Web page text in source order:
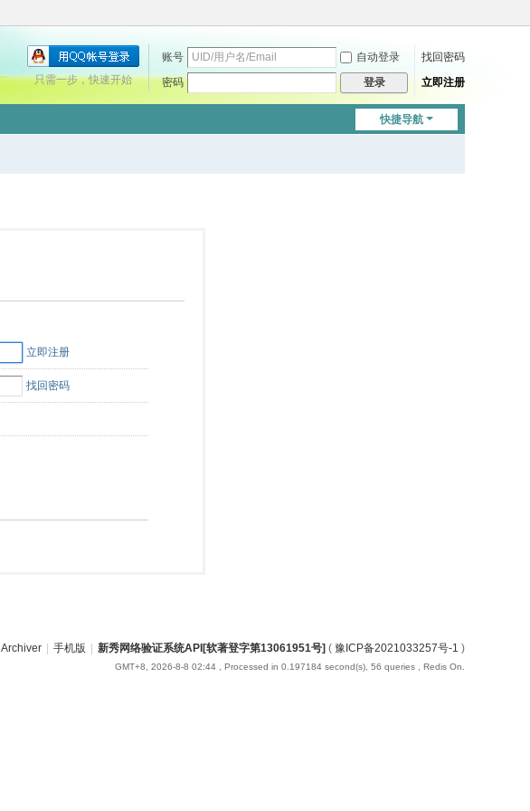
账号 自动登录
找回密码
密码
登录 立即注册
只需一步，快速开始
快捷导航
立即注册
找回密码
Archiver | 手机版 | 新秀网络验证系统API[软著登字第13061951号] ( 豫ICP备2021033257号-1 )
GMT+8, 2026-8-8 02:44 , Processed in 0.197184 second(s), 56 queries , Redis On.